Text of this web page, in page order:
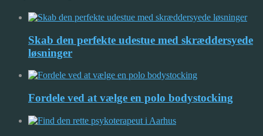
Skab den perfekte udestue med skræddersyede
løsninger
Fordele ved at vælge en polo bodystocking